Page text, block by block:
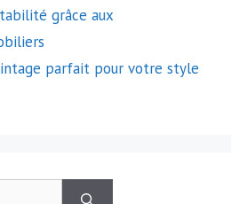
grâce aux
parfait pour votre style